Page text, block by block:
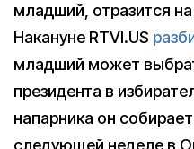
младший, отразится
Накануне RTVI.US
младший может
президента в
напарника он